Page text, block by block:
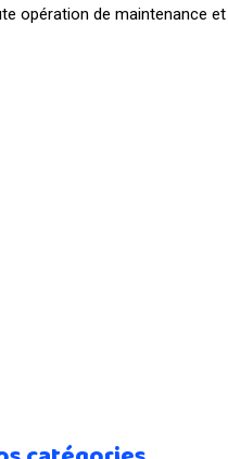
opération de maintenance et